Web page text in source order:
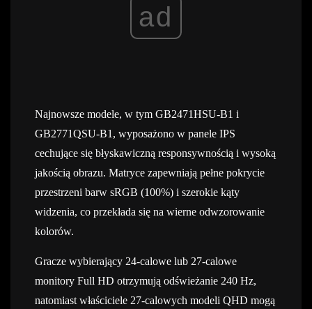
ad
Najnowsze modele, w tym GB2471HSU-B1 i
GB2771QSU-B1, wyposażono w panele IPS
cechujące się błyskawiczną responsywnością i wysoką
jakością obrazu. Matryce zapewniają pełne pokrycie
przestrzeni barw sRGB (100%) i szerokie kąty
widzenia, co przekłada się na wierne odwzorowanie
kolorów.
Gracze wybierający 24-calowe lub 27-calowe
monitory Full HD otrzymują odświeżanie 240 Hz,
natomiast właściciele 27-calowych modeli QHD mogą